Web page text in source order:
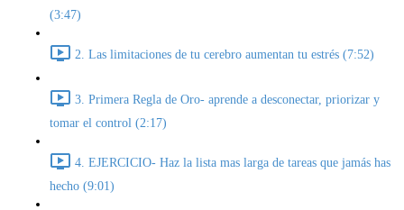
(3:47)
2. Las limitaciones de tu cerebro aumentan tu estrés (7:52)
3. Primera Regla de Oro- aprende a desconectar, priorizar y
tomar el control (2:17)
4. EJERCICIO- Haz la lista mas larga de tareas que jamás has
hecho (9:01)